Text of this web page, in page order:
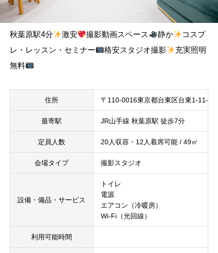
秋葉原駅4分 激安 撮影動画スペース 静か
コスプ
レ・レッスン・セミナー
格安スタジオ撮影
充実照明
無料
住所 〒110-0016東京都台東区台東1-11-4
最寄駅 JR山手線 秋葉原駅 徒歩7分
定員人数 20人収容・12人着席可能 / 49㎡
会場タイプ 撮影スタジオ
設備・備品・サービス
トイレ
電源
エアコン（冷暖房）
Wi-Fi（光回線）
利用可能時間